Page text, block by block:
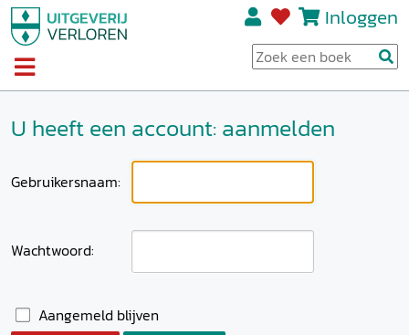
Inloggen
U heeft een account: aanmelden
Gebruikersnaam:
Wachtwoord:
Aangemeld blijven